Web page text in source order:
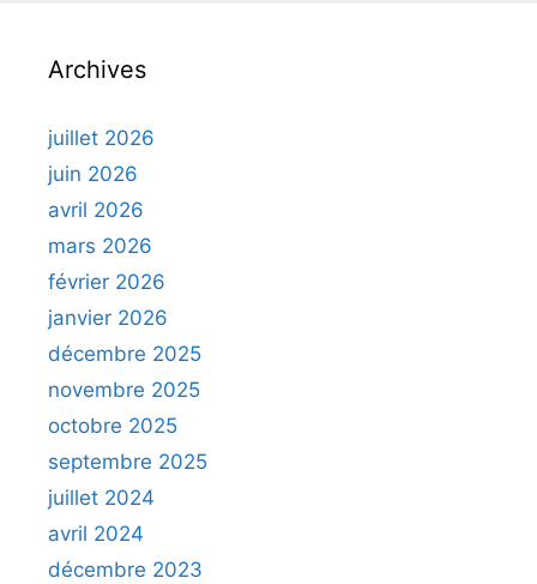
Archives
juillet 2026
juin 2026
avril 2026
mars 2026
février 2026
janvier 2026
décembre 2025
novembre 2025
octobre 2025
septembre 2025
juillet 2024
avril 2024
décembre 2023